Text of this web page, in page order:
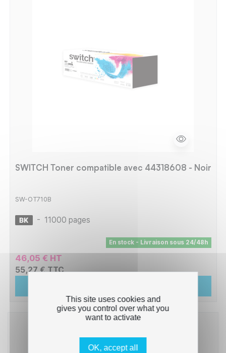
SWITCH Toner compatible avec 44318608 - Noir
SW-OT710B
- 11000 pages
En stock - Livraison sous 24/48h
46,05 € HT
55,27 € TTC
This site uses cookies and
gives you control over what you
want to activate
OK, accept all